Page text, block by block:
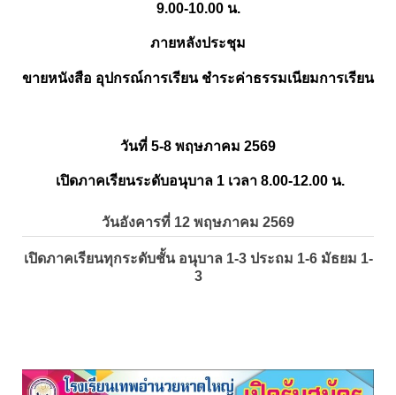
9.00-10.00 น.
ภายหลังประชุม
ขายหนังสือ อุปกรณ์การเรียน ชำระค่าธรรมเนียมการเรียน
วันที่ 5-8 พฤษภาคม 2569
เปิดภาคเรียนระดับอนุบาล 1 เวลา 8.00-12.00 น.
วันอังคารที่ 12 พฤษภาคม 2569
เปิดภาคเรียนทุกระดับชั้น อนุบาล 1-3 ประถม 1-6 มัธยม 1-
3